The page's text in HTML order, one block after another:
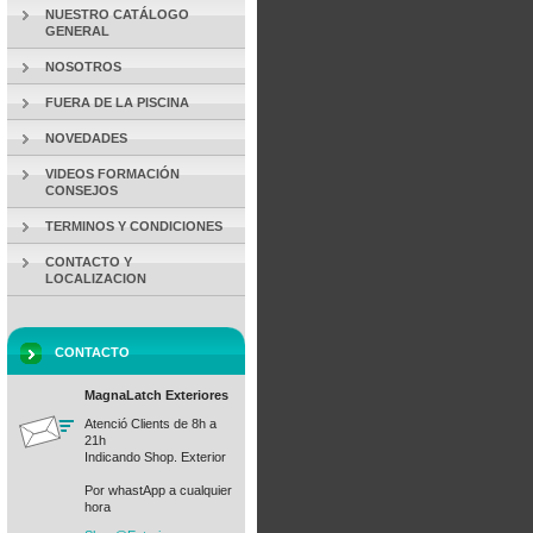
NUESTRO CATÁLOGO
GENERAL
NOSOTROS
FUERA DE LA PISCINA
NOVEDADES
VIDEOS FORMACIÓN
CONSEJOS
TERMINOS Y CONDICIONES
CONTACTO Y
LOCALIZACION
CONTACTO
MagnaLatch Exteriores
Atenció Clients de 8h a
21h
Indicando Shop. Exterior
Por whastApp a cualquier
hora